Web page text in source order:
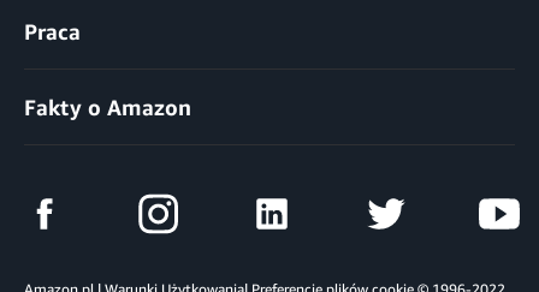
Praca
Fakty o Amazon